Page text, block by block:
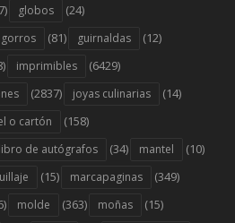
globos (24)
gorros (81) guirnaldas (12)
imprimibles (6429)
(2837) joyas culinarias (14)
o cartón (158)
libro de autógrafos (34) mantel (10)
(15) marcapaginas (349)
molde (363) moñas (15)